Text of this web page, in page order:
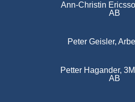
Ann-Christin
AB
Peter Geisler,
Petter Hagander,
AB